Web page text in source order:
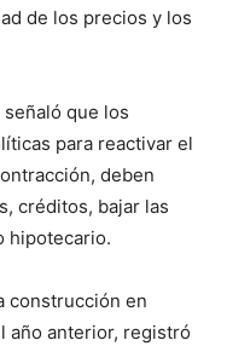
de los precios y los
señaló que los
para reactivar el
deben
créditos, bajar las
hipotecario.
construcción en
año anterior, registró